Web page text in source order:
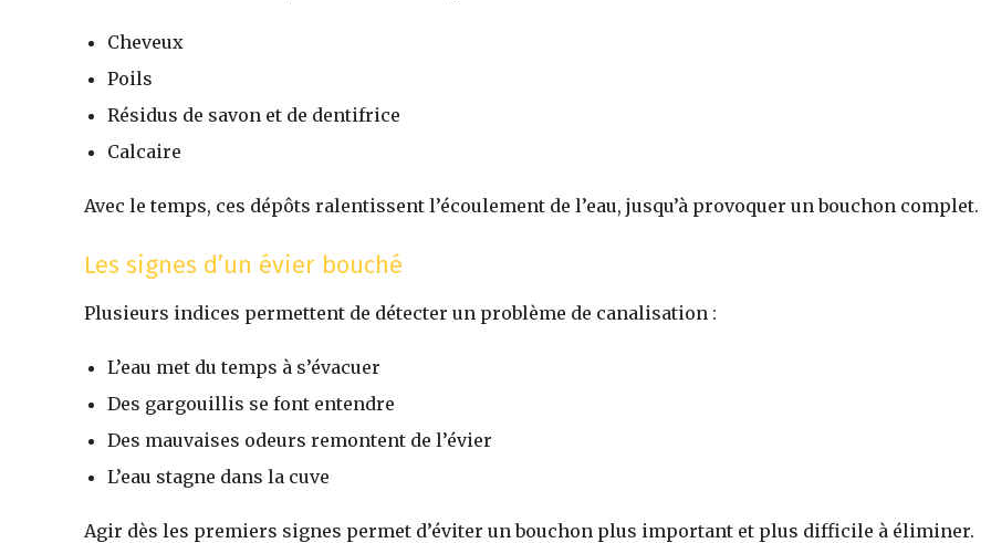
Cheveux
Poils
Résidus de savon et de dentifrice
Calcaire
Avec le temps, ces dépôts ralentissent l’écoulement de l’eau, jusqu’à provoquer un bouchon complet.
Les signes d’un évier bouché
Plusieurs indices permettent de détecter un problème de canalisation :
L’eau met du temps à s’évacuer
Des gargouillis se font entendre
Des mauvaises odeurs remontent de l’évier
L’eau stagne dans la cuve
Agir dès les premiers signes permet d’éviter un bouchon plus important et plus difficile à éliminer.